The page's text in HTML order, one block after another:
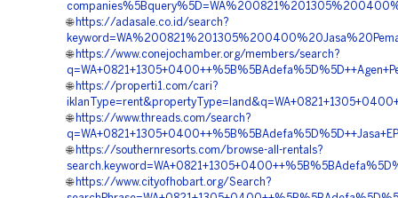
🌐 https://adasale.co.id/search?
🌐 https://www.conejochamber.org/members/search?
🌐 https://properti1.com/cari?
🌐 https://www.threads.com/search?
🌐 https://southernresorts.com/browse-all-rentals?
🌐 https://www.cityofhobart.org/Search?